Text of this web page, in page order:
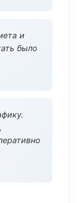
и
было